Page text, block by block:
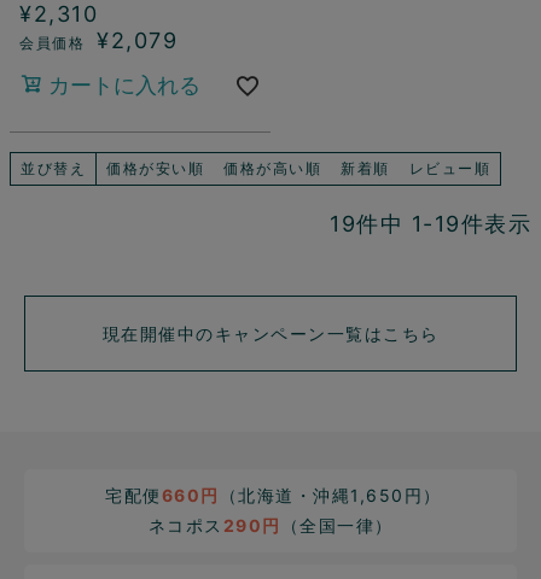
¥2,310
¥2,079
カートに入れる
並び替え 価格が安い順 価格が高い順 新着順 レビュー順
19件中 1-19件表示
現在開催中のキャンペーン一覧はこちら
宅配便660円
（北海道・沖縄1,650円）
ネコポス 290円 （全国一律）